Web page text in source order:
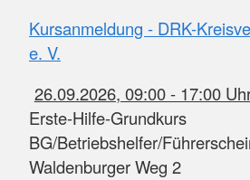
Kursanmeldung - DRK-
e. V.
26.09.2026, 09:00 - 17:00
Erste-Hilfe-Grundkurs
BG/Betriebshelfer/
Waldenburger Weg 2